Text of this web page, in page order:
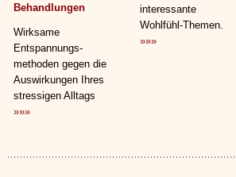
Behandlungen
Wirksame
Entspannungs­
methoden gegen die
Auswirkungen Ihres
stressigen Alltags
»»»
interessante
Wohlfühl-Themen.
»»»